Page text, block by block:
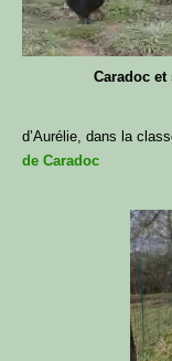
Caradoc
d’Aurélie, dans la
de Caradoc